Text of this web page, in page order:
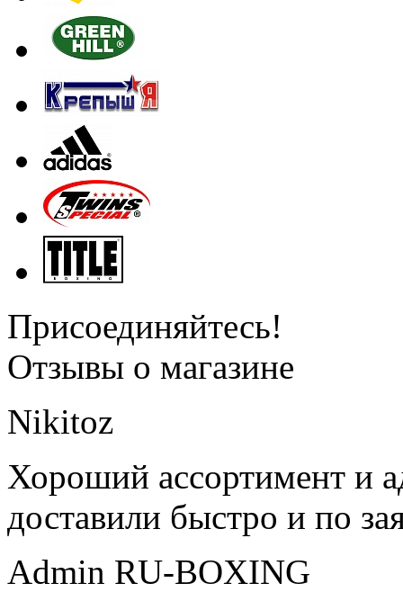
Присоединяйтесь!
Отзывы о магазине
Nikitoz
Хороший ассортимент и
доставили быстро и по
Admin RU-BOXING